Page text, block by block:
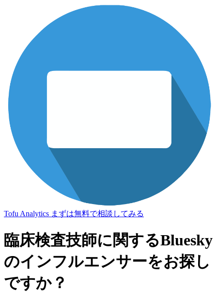
Tofu Analytics まずは無料で相談してみる
臨床検査技師に関するBluesky
のインフルエンサーをお探し
ですか？